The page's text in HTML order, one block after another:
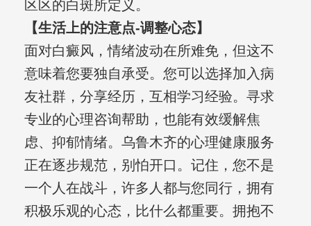
区区的白斑所定义。
【生活上的注意点-调整心态】
面对白癜风，情绪波动在所难免，但这不
意味着您要独自承受。您可以选择加入病
友社群，分享经历，互相学习经验。寻求
专业的心理咨询帮助，也能有效缓解焦
虑、抑郁情绪。乌鲁木齐的心理健康服务
正在逐步规范，别怕开口。记住，您不是
一个人在战斗，许多人都与您同行，拥有
积极乐观的心态，比什么都重要。拥抱不